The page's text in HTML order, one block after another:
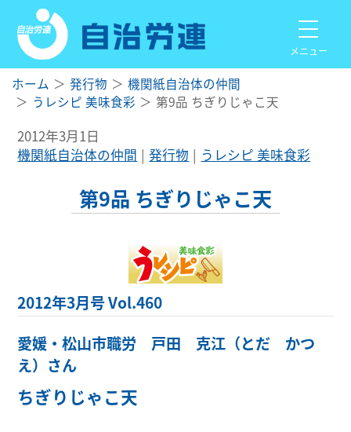
メニュー
ホーム 発行物
機関紙自治体の仲間
うレシピ 美味食彩
第9品 ちぎりじゃこ天
2012年3月1日
機関紙自治体の仲間
発行物 うレシピ 美味食彩
第9品 ちぎりじゃこ天
2012年3月号 Vol.460
愛媛・松山市職労 戸田 克江（とだ かつ
え）さん
ちぎりじゃこ天